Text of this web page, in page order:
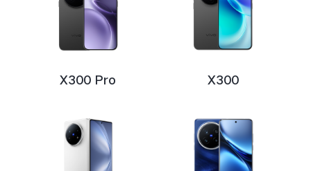
ประเทศไทย | เลือกประเทศ/ภูมิภาค
X300 Pro X300